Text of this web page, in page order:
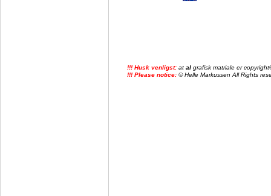
!!! Husk venligst: at al grafisk matriale er
!!! Please notice: © Helle Markussen All Rights